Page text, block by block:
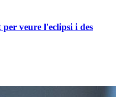
veure l'eclipsi i des